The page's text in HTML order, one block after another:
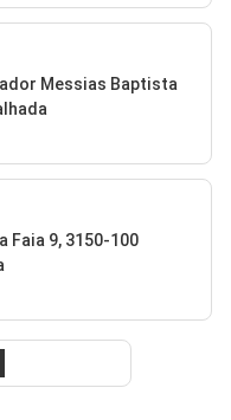
Messias Baptista
Faia 9, 3150-100